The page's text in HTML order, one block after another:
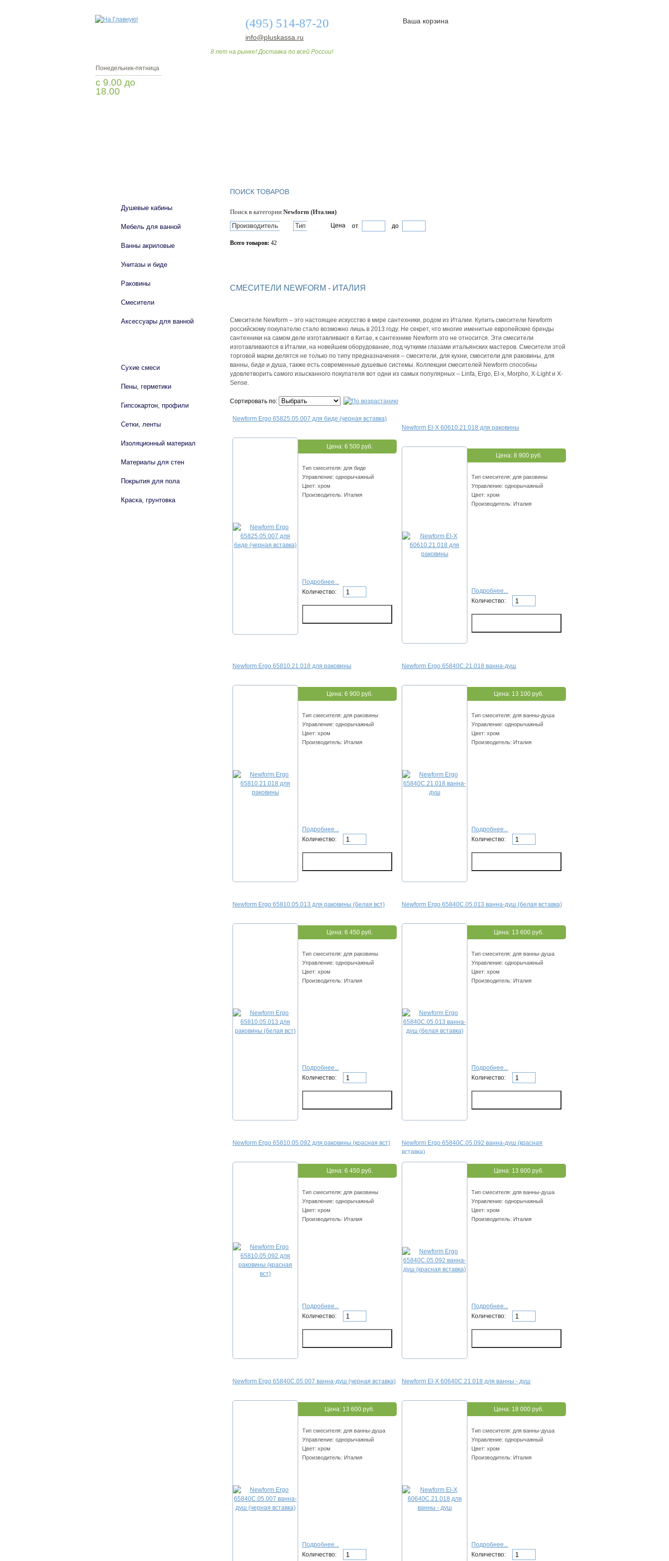
(495) 514-87-20
info@pluskassa.ru
8 лет на рынке! Доставка по всей России!
Ваша корзина
Понедельник-пятница
с 9.00 до
18.00
ПОИСК ТОВАРОВ
Поиск в категории Newform (Италия)
Производитель
Тип Цена от до
Всего товаров: 42
СМЕСИТЕЛИ NEWFORM - ИТАЛИЯ
Смесители Newform – это настоящее искусство в мире сантехники, родом из Италии. Купить смесители Newform
российскому покупателю стало возможно лишь в 2013 году. Не секрет, что многие именитые европейские бренды
сантехники на самом деле изготавливают в Китае, к сантехнике Newform это не относится. Эти смесители
изготавливаются в Италии, на новейшем оборудование, под чуткими глазами итальянских мастеров. Смесители этой
торговой марки делятся не только по типу предназначения – смесители, для кухни, смесители для раковины, для
ванны, биде и душа, также есть современные душевые системы. Коллекции смесителей Newform способны
удовлетворить самого изысканного покупателя вот одни из самых популярных – Linfa, Ergo, El-x, Morpho, X-Light и X-
Sense.
Сортировать по:
Newform Ergo 65825.05.007 для биде (черная вставка)
Цена: 6 500 руб.
Тип смесителя: для биде
Управление: однорычажный
Цвет: хром
Производитель: Италия
Подробнее...
Количество:
Newform El-X 60610.21.018 для раковины
Цена: 8 900 руб.
Тип смесителя: для раковины
Управление: однорычажный
Цвет: хром
Производитель: Италия
Подробнее...
Количество:
Newform Ergo 65810.21.018 для раковины
Цена: 6 900 руб.
Тип смесителя: для раковины
Управление: однорычажный
Цвет: хром
Производитель: Италия
Подробнее...
Количество:
Newform Ergo 65840C.21.018 ванна-душ
Цена: 13 100 руб.
Тип смесителя: для ванны-душа
Управление: однорычажный
Цвет: хром
Производитель: Италия
Подробнее...
Количество:
Newform Ergo 65810.05.013 для раковины (белая вст)
Цена: 6 450 руб.
Тип смесителя: для раковины
Управление: однорычажный
Цвет: хром
Производитель: Италия
Подробнее...
Количество:
Newform Ergo 65840C.05.013 ванна-душ (белая вставка)
Цена: 13 600 руб.
Тип смесителя: для ванны-душа
Управление: однорычажный
Цвет: хром
Производитель: Италия
Подробнее...
Количество:
Newform Ergo 65810.05.092 для раковины (красная вст)
Цена: 6 450 руб.
Тип смесителя: для раковины
Управление: однорычажный
Цвет: хром
Производитель: Италия
Подробнее...
Количество:
Newform Ergo 65840C.05.092 ванна-душ (красная
вставка)
Цена: 13 600 руб.
Тип смесителя: для ванны-душа
Управление: однорычажный
Цвет: хром
Производитель: Италия
Подробнее...
Количество:
Newform Ergo 65840C.05.007 ванна-душ (черная вставка)
Цена: 13 600 руб.
Тип смесителя: для ванны-душа
Управление: однорычажный
Цвет: хром
Производитель: Италия
Подробнее...
Количество:
Newform El-X 60640C.21.018 для ванны - душ
Цена: 18 000 руб.
Тип смесителя: для ванны-душа
Управление: однорычажный
Цвет: хром
Производитель: Италия
Подробнее...
Количество:
Душевые кабины
Мебель для ванной
Ванны акриловые
Унитазы и биде
Раковины
Смесители
Аксессуары для ванной
Сухие смеси
Пены, герметики
Гипсокартон, профили
Сетки, ленты
Изоляционный материал
Материалы для стен
Покрытия для пола
Краска, грунтовка